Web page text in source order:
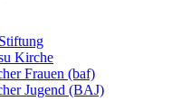
Kirche
Frauen (baf)
Jugend (BAJ)